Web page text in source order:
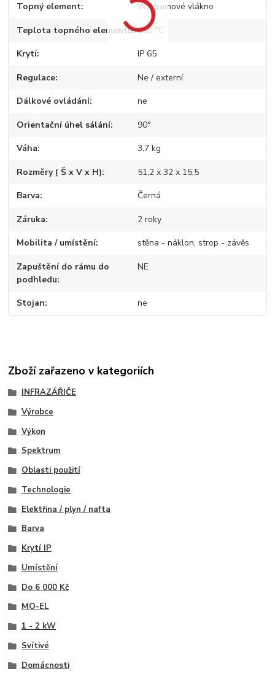
Topný element Wolframové vlákno
Teplota topného elementu 650 °C
Krytí IP 65
Regulace Ne / externí
Dálkové ovládání ne
Orientační úhel sálání 90°
Váha 3,7 kg
Rozměry ( Š x V x H) 51,2 x 32 x 15,5
Barva Černá
Záruka 2 roky
Mobilita / umístění stěna - náklon, strop - závěs
Zapuštění do rámu do
podhledu
NE
Stojan ne
Zboží zařazeno v kategoriích
INFRAZÁŘIČE
Výrobce
Výkon
Spektrum
Oblasti použití
Technologie
Elektřina / plyn / nafta
Barva
Krytí IP
Umístění
Do 6 000 Kč
MO-EL
1 - 2 kW
Svítivé
Domácnosti